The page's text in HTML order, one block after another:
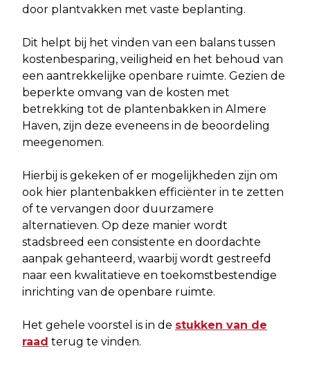
door plantvakken met vaste beplanting.
Dit helpt bij het vinden van een balans tussen
kostenbesparing, veiligheid en het behoud van
een aantrekkelijke openbare ruimte. Gezien de
beperkte omvang van de kosten met
betrekking tot de plantenbakken in Almere
Haven, zijn deze eveneens in de beoordeling
meegenomen.
Hierbij is gekeken of er mogelijkheden zijn om
ook hier plantenbakken efficiënter in te zetten
of te vervangen door duurzamere
alternatieven. Op deze manier wordt
stadsbreed een consistente en doordachte
aanpak gehanteerd, waarbij wordt gestreefd
naar een kwalitatieve en toekomstbestendige
inrichting van de openbare ruimte.
Het gehele voorstel is in de stukken van de
raad terug te vinden.